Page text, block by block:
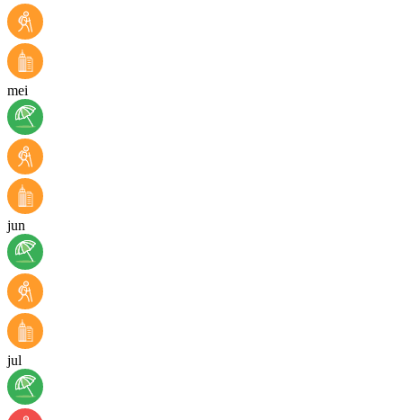
mei
jun
jul